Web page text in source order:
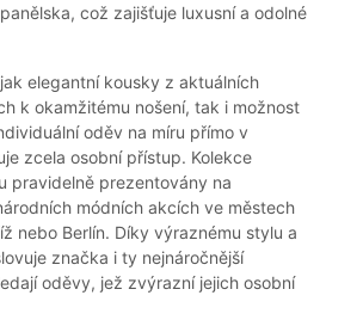
což zajišťuje luxusní a odolné
elegantní kousky z aktuálních
k okamžitému nošení, tak i možnost
oděv na míru přímo v
zcela osobní přístup. Kolekce
pravidelně prezentovány na
módních akcích ve městech
nebo Berlín. Díky výraznému stylu a
značka i ty nejnáročnější
oděvy, jež zvýrazní jejich osobní